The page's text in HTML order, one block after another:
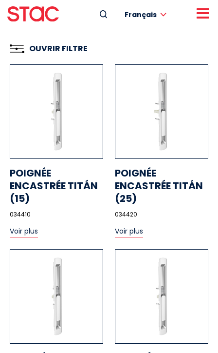
Français
OUVRIR FILTRE
POIGNÉE
ENCASTRÉE TITÁN
(15)
034410
Voir plus
POIGNÉE
ENCASTRÉE TITÁN
(25)
034420
Voir plus